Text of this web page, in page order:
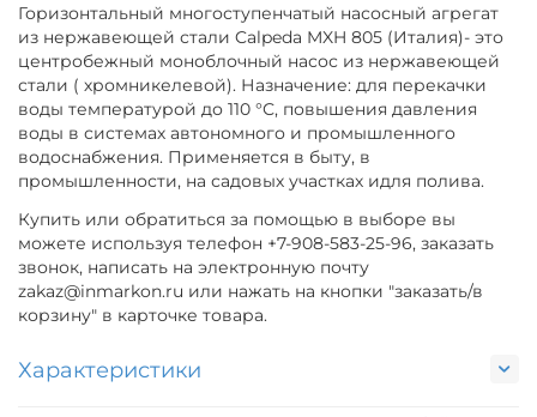
Горизонтальный многоступенчатый насосный агрегат
из нержавеющей стали Calpeda MXH 805 (Италия)- это
центробежный моноблочный насос из нержавеющей
стали ( хромникелевой). Назначение: для перекачки
воды температурой до 110 °С, повышения давления
воды в системах автономного и промышленного
водоснабжения. Применяется в быту, в
промышленности, на садовых участках идля полива.
Купить или обратиться за помощью в выборе вы
можете используя телефон +7-908-583-25-96, заказать
звонок, написать на электронную почту
zakaz@inmarkon.ru или нажать на кнопки "заказать/в
корзину" в карточке товара.
Характеристики